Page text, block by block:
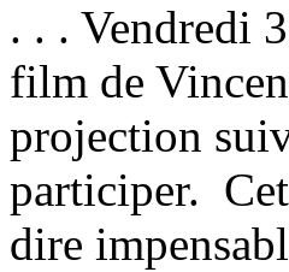
. . . Vendredi
film de
projection
participer.
dire